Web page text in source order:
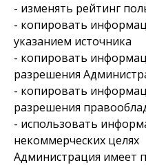
- изменять рейтинг
- копировать
указанием источника
- копировать
разрешения
- копировать
разрешения
- использовать
некоммерческих целях
Администрация имеет